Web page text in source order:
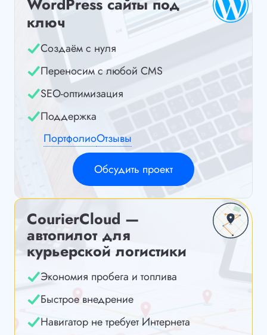
WordPress сайты под
ключ
Создаём с нуля
Переносим с любой CMS
SEO-оптимизация
Поддержка
ПортфолиоОтзывы
Обсудить проект
CourierCloud —
автопилот для
курьерской логистики
Экономия пробега и топлива
Быстрое внедрение
Навигатор не требует Интернета